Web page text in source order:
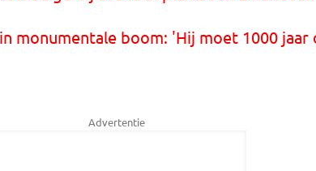
monumentale boom: 'Hij moet 1000 jaar
Advertentie